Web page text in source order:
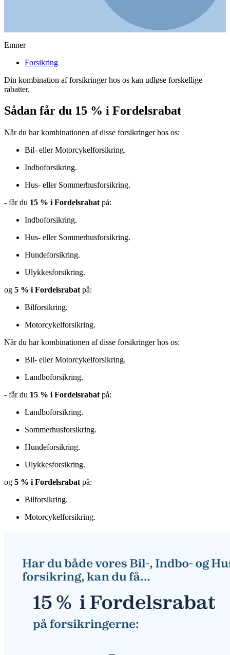
Emner
Forsikring
Din kombination af forsikringer hos os kan udløse forskellige
rabatter.
Sådan får du 15 % i Fordelsrabat
Når du har kombinationen af disse forsikringer hos os:
Bil- eller Motorcykelforsikring.
Indboforsikring.
Hus- eller Sommerhusforsikring.
- får du 15 % i Fordelsrabat på:
Indboforsikring.
Hus- eller Sommerhusforsikring.
Hundeforsikring.
Ulykkesforsikring.
og 5 % i Fordelsrabat på:
Bilforsikring.
Motorcykelforsikring.
Når du har kombinationen af disse forsikringer hos os:
Bil- eller Motorcykelforsikring.
Landboforsikring.
- får du 15 % i Fordelsrabat på:
Landboforsikring.
Sommerhusforsikring.
Hundeforsikring.
Ulykkesforsikring.
og 5 % i Fordelsrabat på:
Bilforsikring.
Motorcykelforsikring.